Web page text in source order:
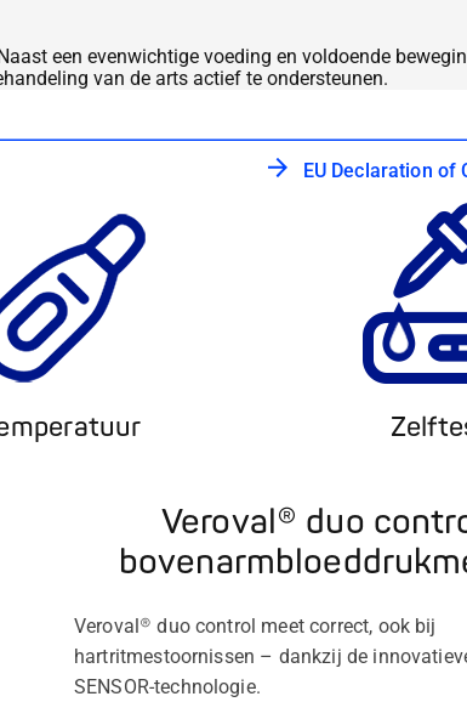
een evenwichtige voeding en voldoende
van de arts actief te ondersteunen.
EU Declaration of
Veroval® duo
Veroval® duo control meet correct, ook bij
hartritmestoornissen – dankzij de
SENSOR-technologie.